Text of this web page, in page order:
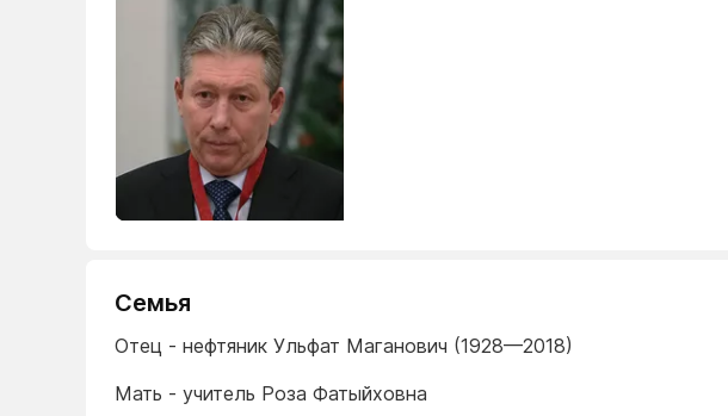
Семья
Отец - нефтяник Ульфат Маганович (1928—2018)
Мать - учитель Роза Фатыйховна